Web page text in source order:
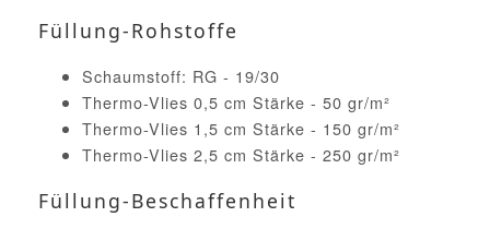
Füllung-Rohstoffe
Schaumstoff: RG - 19/30
Thermo-Vlies 0,5 cm Stärke - 50 gr/m²
Thermo-Vlies 1,5 cm Stärke - 150 gr/m²
Thermo-Vlies 2,5 cm Stärke - 250 gr/m²
Füllung-Beschaffenheit